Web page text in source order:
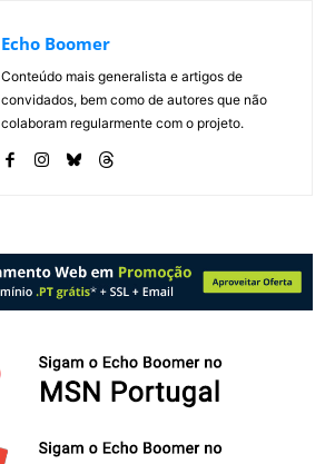
Echo Boomer
Conteúdo mais generalista e artigos de
convidados, bem como de autores que não
colaboram regularmente com o projeto.